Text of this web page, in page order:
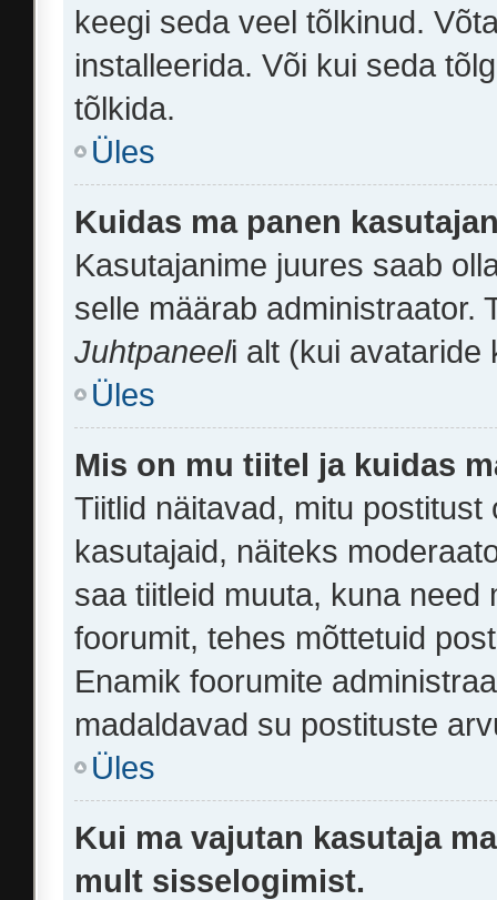
keegi seda veel tõlkinud.
installeerida. Või kui seda
tõlkida.
Üles
Kuidas ma panen
Kasutajanime juures saab
selle määrab administraator.
Juhtpaneeli alt (kui avataride
Üles
Mis on mu tiitel ja kuidas
Tiitlid näitavad, mitu
kasutajaid, näiteks
saa tiitleid muuta, kuna
foorumit, tehes mõttetuid
Enamik foorumite
madaldavad su postituste
Üles
Kui ma vajutan kasutaja
mult sisselogimist.